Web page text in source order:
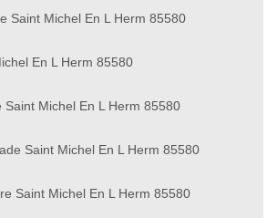
Saint Michel En L Herm 85580
En L Herm 85580
Saint Michel En L Herm 85580
Saint Michel En L Herm 85580
Saint Michel En L Herm 85580